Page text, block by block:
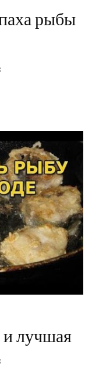
рыбы
лучшая